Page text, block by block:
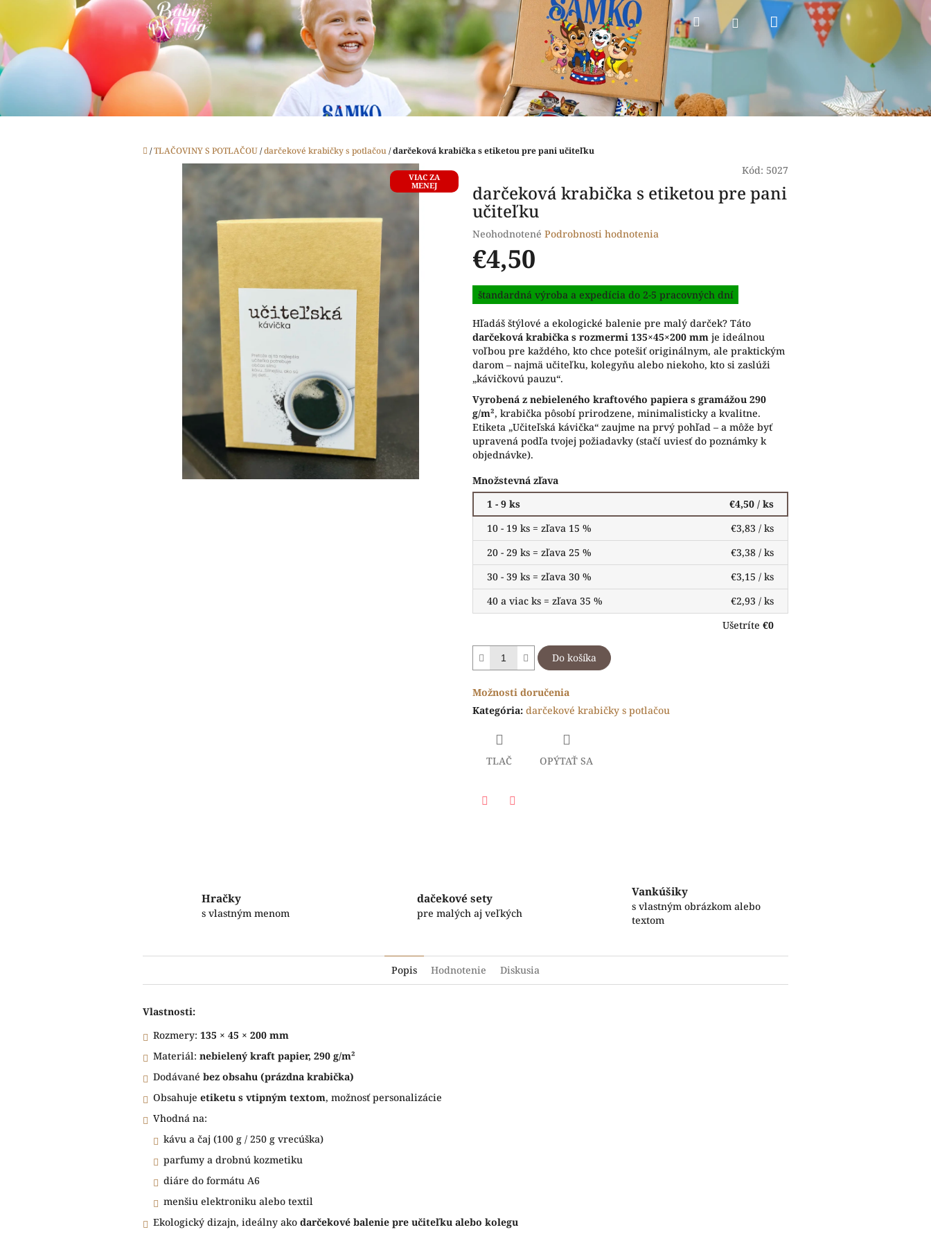
obsah
HľadaťPrihlásenieNákupný
Domov
/TLAČOVINY S POTLAČOU/darčekové krabičky s potlačou/darčeková krabička s etiketou pre pani učiteľku
VIAC ZA
MENEJ
Kód: 5027
darčeková krabička s etiketou pre pani
učiteľku
Priemerné
hodnotenie
produktu
0,0
z
hviezdičiek.
Neohodnotené Podrobnosti hodnotenia
€4,50
Jednotková
cena:
štandardná výroba a expedícia do 2-5 pracovných dní
Hľadáš štýlové a ekologické balenie pre malý darček? Táto
darčeková krabička s rozmermi 135×45×200 mm je ideálnou
voľbou pre každého, kto chce potešiť originálnym, ale praktickým
darom – najmä učiteľku, kolegyňu alebo niekoho, kto si zaslúži
„kávičkovú pauzu“.
Vyrobená z nebieleného kraftového papiera s gramážou 290
g/m², krabička pôsobí prirodzene, minimalisticky a kvalitne.
Etiketa „Učiteľská kávička“ zaujme na prvý pohľad – a môže byť
upravená podľa tvojej požiadavky (stačí uviesť do poznámky k
objednávke).
Množstevná zľava
1 - 9 ks
€4,50 / ks
10 - 19 ks = zľava 15 %
€3,83 / ks
20 - 29 ks = zľava 25 %
€3,38 / ks
30 - 39 ks = zľava 30 %
€3,15 / ks
40 a viac ks = zľava 35 %
€2,93 / ks
Ušetríte €0
Do košíka
Možnosti doručenia
Kategória: darčekové krabičky s potlačou
TLAČ OPÝTAŤ SA
Hračky
s vlastným menom
dačekové sety
pre malých aj veľkých
Vankúšiky
s vlastným obrázkom alebo
textom
Popis Hodnotenie Diskusia
Vlastnosti:
Rozmery: 135 × 45 × 200 mm
Materiál: nebielený kraft papier, 290 g/m²
Dodávané bez obsahu (prázdna krabička)
Obsahuje etiketu s vtipným textom, možnosť personalizácie
Vhodná na:
kávu a čaj (100 g / 250 g vrecúška)
parfumy a drobnú kozmetiku
diáre do formátu A6
menšiu elektroniku alebo textil
Ekologický dizajn, ideálny ako darčekové balenie pre učiteľku alebo kolegu